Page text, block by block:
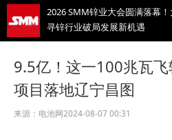
2026 SMM锌业大会圆满落幕
寻锌行业破局发展新机遇
智利7月铜出口额同比增长22.7%
9.5亿！这一100兆瓦
项目落地辽宁昌图
来源： 电池网2024-08-07 00:31